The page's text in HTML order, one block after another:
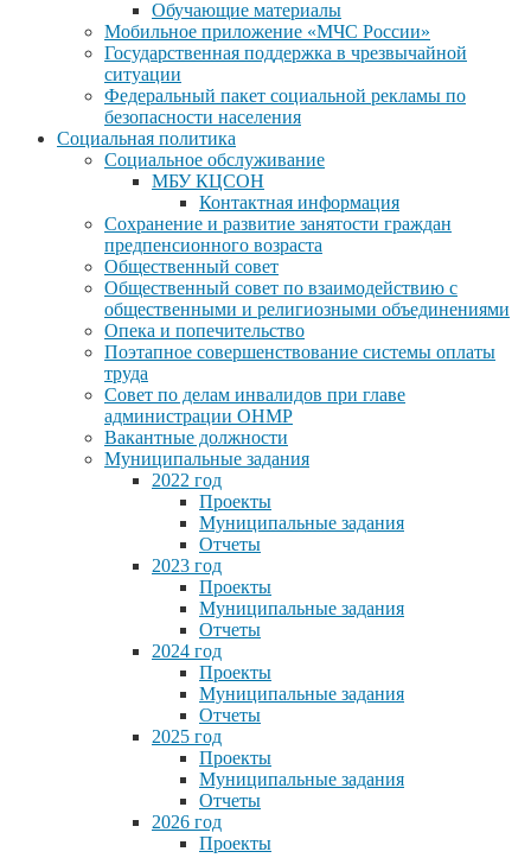
Обучающие материалы
Мобильное приложение «МЧС России»
Государственная поддержка в чрезвычайной
ситуации
Федеральный пакет социальной рекламы по
безопасности населения
Социальная политика
Социальное обслуживание
МБУ КЦСОН
Контактная информация
Сохранение и развитие занятости граждан
предпенсионного возраста
Общественный совет
Общественный совет по взаимодействию с
общественными и религиозными объединениями
Опека и попечительство
Поэтапное совершенствование системы оплаты
труда
Совет по делам инвалидов при главе
администрации ОНМР
Вакантные должности
Муниципальные задания
2022 год
Проекты
Муниципальные задания
Отчеты
2023 год
Проекты
Муниципальные задания
Отчеты
2024 год
Проекты
Муниципальные задания
Отчеты
2025 год
Проекты
Муниципальные задания
Отчеты
2026 год
Проекты